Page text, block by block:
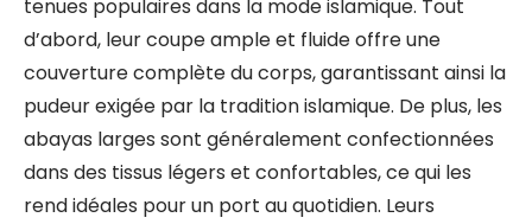
tenues populaires dans la mode islamique. Tout
d’abord, leur coupe ample et fluide offre une
couverture complète du corps, garantissant ainsi la
pudeur exigée par la tradition islamique. De plus, les
abayas larges sont généralement confectionnées
dans des tissus légers et confortables, ce qui les
rend idéales pour un port au quotidien. Leurs